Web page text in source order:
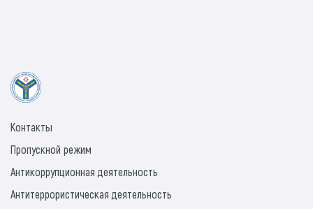
Контакты
Пропускной режим
Антикоррупционная деятельность
Антитеррористическая деятельность